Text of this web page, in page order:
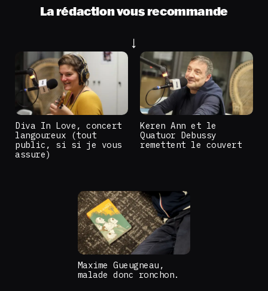
La rédaction vous recommande
Diva In Love, concert
langoureux (tout
public, si si je vous
assure)
Keren Ann et le
Quatuor Debussy
remettent le couvert
Maxime Gueugneau,
malade donc ronchon.